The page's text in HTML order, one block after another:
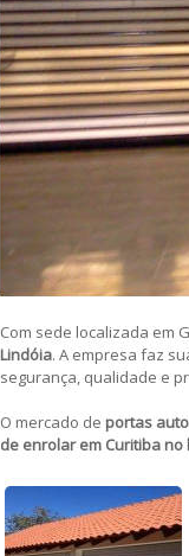
Com sede localizada em
Lindóia. A empresa faz
segurança, qualidade e
O mercado de portas
de enrolar em Curitiba